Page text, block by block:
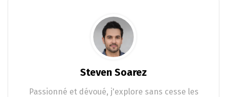
Steven Soarez
Passionné et dévoué, j'explore sans cesse les